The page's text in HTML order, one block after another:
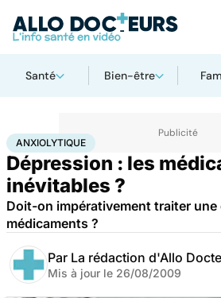
Santé Bien-être
AccueilSantéMaladies Maladies neurologiques
ANXIOLYTIQUE
Dépression : les
inévitables ?
Doit-on impérativement traiter
médicaments ?
Par La rédaction d'Allo
Mis à jour le 26/08/2009